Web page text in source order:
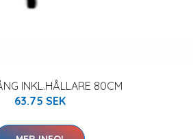
INKL.HÅLLARE 80CM
63.75 SEK